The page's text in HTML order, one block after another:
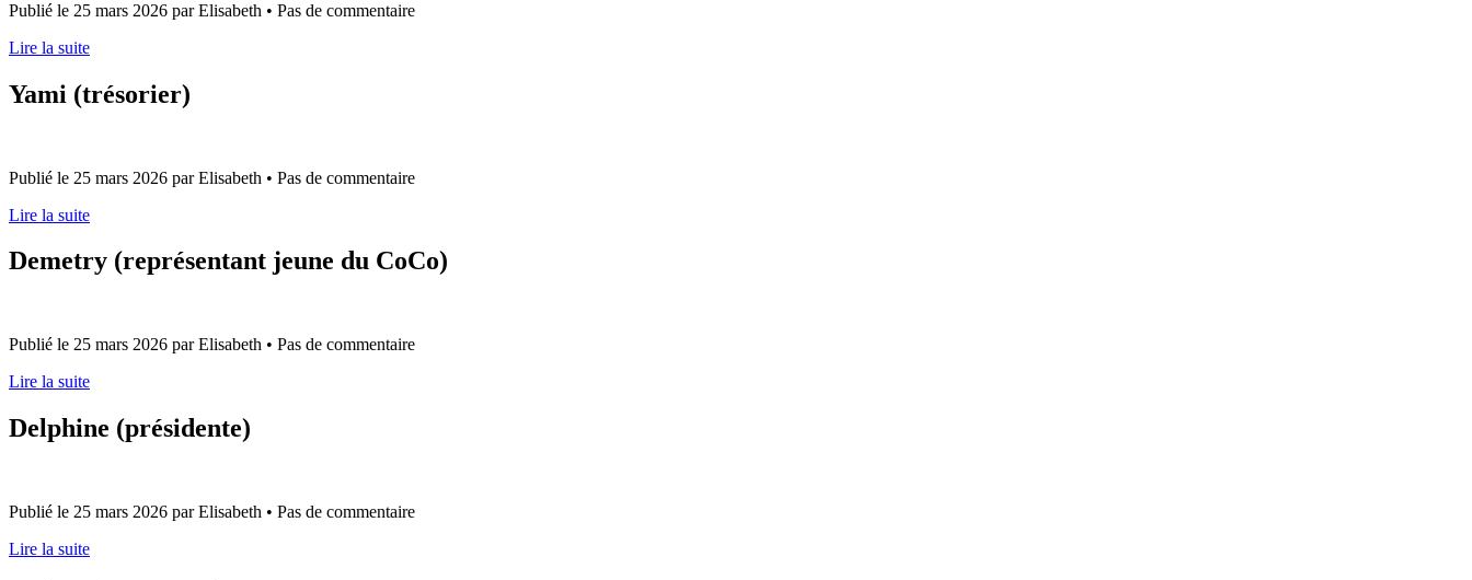
Publié le 25 mars 2026 par Elisabeth • Pas de commentaire
Lire la suite
Yami (trésorier)
Publié le 25 mars 2026 par Elisabeth • Pas de commentaire
Lire la suite
Demetry (représentant jeune du CoCo)
Publié le 25 mars 2026 par Elisabeth • Pas de commentaire
Lire la suite
Delphine (présidente)
Publié le 25 mars 2026 par Elisabeth • Pas de commentaire
Lire la suite